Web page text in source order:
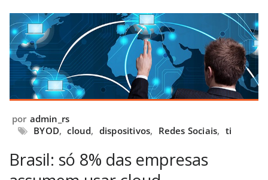
por admin_rs
BYOD, cloud, dispositivos, Redes Sociais, ti
Brasil: só 8% das empresas